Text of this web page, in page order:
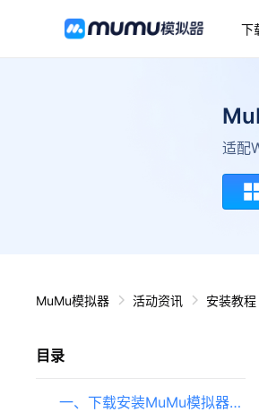
下
适配
MuMu模拟器 活动资讯 安装教程
目录
一、下载安装MuMu模拟器